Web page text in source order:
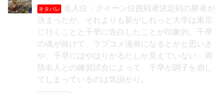
ネタバレ
名人位・クイーン位挑戦者決定戦の勝者が
決まったが、それよりも新がしれっと大学は東京
に行くことと千早に告白したことが印象的。千早
の魂が抜けて、ラブコメ漫画になるとかと思いき
や、千早にはやはりかるたしか見えていない。周
防名人との練習試合によって、千早が調子を崩し
てしまっているのは気掛かり。